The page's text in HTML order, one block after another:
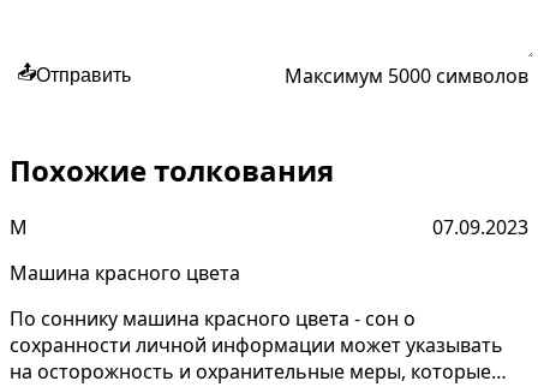
📤Отправить Максимум 5000 символов
Похожие толкования
М
07.09.2023
Машина красного цвета
По соннику машина красного цвета - сон о
сохранности личной информации может указывать
на осторожность и охранительные меры, которые